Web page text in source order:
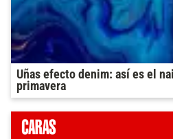
Uñas efecto denim: así es el
primavera